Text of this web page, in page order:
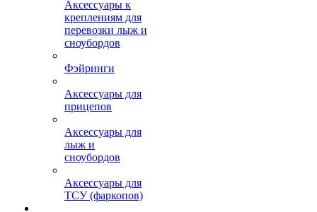
Аксессуары к
креплениям для
перевозки лыж и
сноубордов
Фэйринги
Аксессуары для
прицепов
Аксессуары для
лыж и
сноубордов
Аксессуары для
ТСУ (фаркопов)